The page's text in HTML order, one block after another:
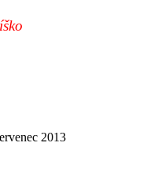
2013